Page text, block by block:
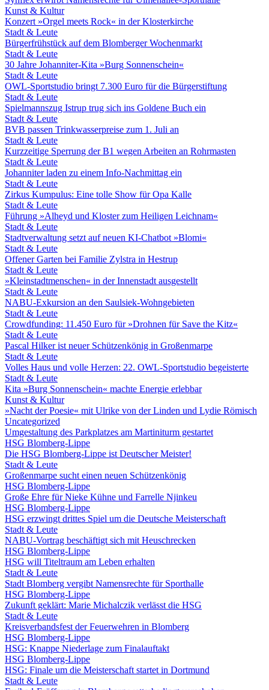
Kunst & Kultur
Konzert »Orgel meets Rock« in der Klosterkirche
Stadt & Leute
Bürgerfrühstück auf dem Blomberger Wochenmarkt
Stadt & Leute
30 Jahre Johanniter-Kita »Burg Sonnenschein«
Stadt & Leute
OWL-Sportstudio bringt 7.300 Euro für die Bürgerstiftung
Stadt & Leute
Spielmannszug Istrup trug sich ins Goldene Buch ein
Stadt & Leute
BVB passen Trinkwasserpreise zum 1. Juli an
Stadt & Leute
Kurzzeitige Sperrung der B1 wegen Arbeiten an Rohrmasten
Stadt & Leute
Johanniter laden zu einem Info-Nachmittag ein
Stadt & Leute
Zirkus Kumpulus: Eine tolle Show für Opa Kalle
Stadt & Leute
Führung »Alheyd und Kloster zum Heiligen Leichnam«
Stadt & Leute
Stadtverwaltung setzt auf neuen KI-Chatbot »Blomi«
Stadt & Leute
Offener Garten bei Familie Zylstra in Hestrup
Stadt & Leute
»Kleinstadtmenschen« in der Innenstadt ausgestellt
Stadt & Leute
NABU-Exkursion an den Saulsiek-Wohngebieten
Stadt & Leute
Crowdfunding: 11.450 Euro für »Drohnen für Save the Kitz«
Stadt & Leute
Pascal Hilker ist neuer Schützenkönig in Großenmarpe
Stadt & Leute
Volles Haus und volle Herzen: 22. OWL-Sportstudio begeisterte
Stadt & Leute
Kita »Burg Sonnenschein« machte Energie erlebbar
Kunst & Kultur
»Nacht der Poesie« mit Ulrike von der Linden und Lydie Römisch
Uncategorized
Umgestaltung des Parkplatzes am Martiniturm gestartet
HSG Blomberg-Lippe
Die HSG Blomberg-Lippe ist Deutscher Meister!
Stadt & Leute
Großenmarpe sucht einen neuen Schützenkönig
HSG Blomberg-Lippe
Große Ehre für Nieke Kühne und Farrelle Njinkeu
HSG Blomberg-Lippe
HSG erzwingt drittes Spiel um die Deutsche Meisterschaft
Stadt & Leute
NABU-Vortrag beschäftigt sich mit Heuschrecken
HSG Blomberg-Lippe
HSG will Titeltraum am Leben erhalten
Stadt & Leute
Stadt Blomberg vergibt Namensrechte für Sporthalle
HSG Blomberg-Lippe
Zukunft geklärt: Marie Michalczik verlässt die HSG
Stadt & Leute
Kreisverbandsfest der Feuerwehren in Blomberg
HSG Blomberg-Lippe
HSG: Knappe Niederlage zum Finalauftakt
HSG Blomberg-Lippe
HSG: Finale um die Meisterschaft startet in Dortmund
Stadt & Leute